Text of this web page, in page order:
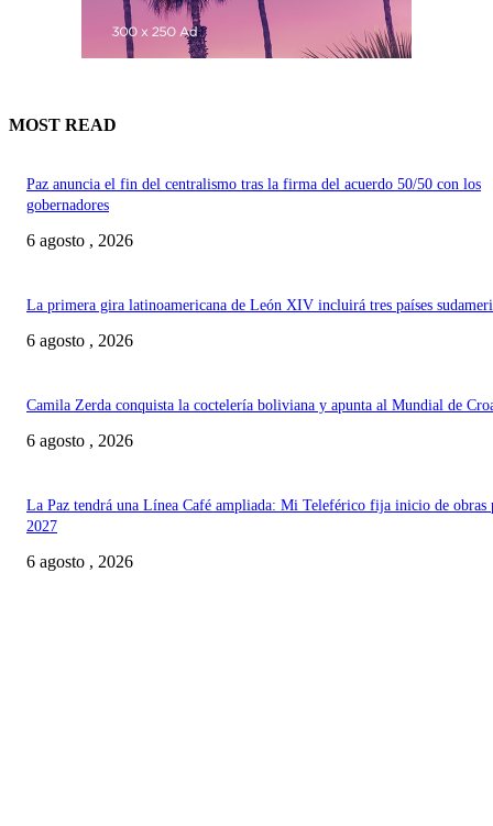
MOST READ
Paz anuncia el fin del centralismo tras la firma del acuerdo 50/50 con los
gobernadores
6 agosto , 2026
La primera gira latinoamericana de León XIV incluirá tres países
6 agosto , 2026
Camila Zerda conquista la coctelería boliviana y apunta al Mundial de
6 agosto , 2026
La Paz tendrá una Línea Café ampliada: Mi Teleférico fija inicio de obras
2027
6 agosto , 2026